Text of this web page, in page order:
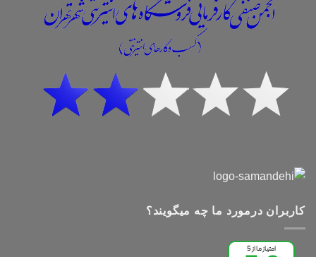
کاربران درمورد ما چه میگویند؟